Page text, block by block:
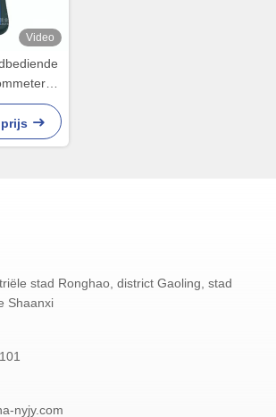
Video
Type
stad Ronghao, district Gaoling, stad
Shaanxi
nyjy.com